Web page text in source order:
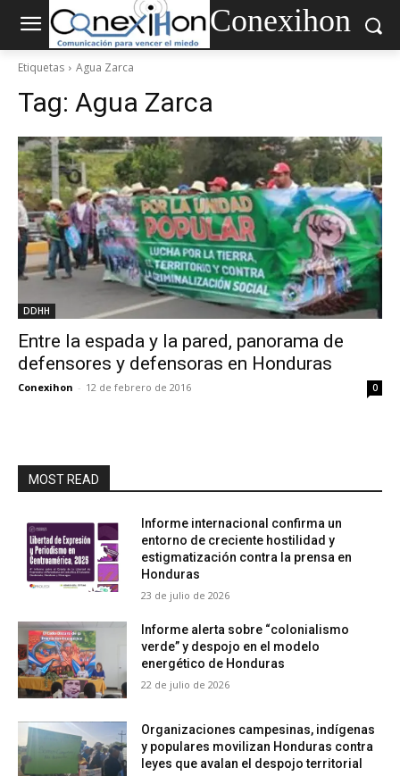
Conexihon
Etiquetas Agua Zarca
Tag: Agua Zarca
DDHH
Entre la espada y la pared, panorama de
defensores y defensoras en Honduras
Conexihon - 12 de febrero de 2016 0
MOST READ
Informe internacional confirma un
entorno de creciente hostilidad y
estigmatización contra la prensa en
Honduras
23 de julio de 2026
Informe alerta sobre “colonialismo
verde” y despojo en el modelo
energético de Honduras
22 de julio de 2026
Organizaciones campesinas, indígenas
y populares movilizan Honduras contra
leyes que avalan el despojo territorial